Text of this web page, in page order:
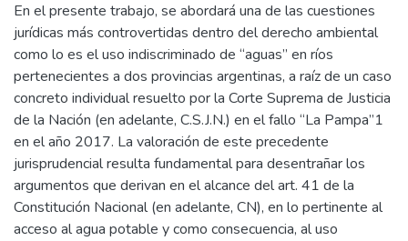
En el presente trabajo, se abordará una de las cuestiones
jurídicas más controvertidas dentro del derecho ambiental
como lo es el uso indiscriminado de “aguas” en ríos
pertenecientes a dos provincias argentinas, a raíz de un caso
concreto individual resuelto por la Corte Suprema de Justicia
de la Nación (en adelante, C.S.J.N.) en el fallo “La Pampa”1
en el año 2017. La valoración de este precedente
jurisprudencial resulta fundamental para desentrañar los
argumentos que derivan en el alcance del art. 41 de la
Constitución Nacional (en adelante, CN), en lo pertinente al
acceso al agua potable y como consecuencia, al uso